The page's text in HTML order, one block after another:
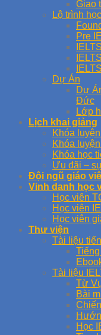
Giao
Lộ trình
Pre
Dự Án
Dự
Đức
Lớp
Lịch khai giảng
Khóa
Khóa
Khóa học
Ưu đãi –
Đội ngũ giáo
Vinh danh học
Học viên
Học viên
Học viên
Thư viện
Tài liệu
Tài liệu
Từ
Bài
Học